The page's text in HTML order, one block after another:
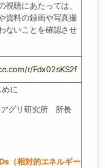
視聴にあたっては、
資料の録画や写真撮
ないことを確認させ
r/Fdx02sKS2f
に
研究所 所長
（相対的エネルギー